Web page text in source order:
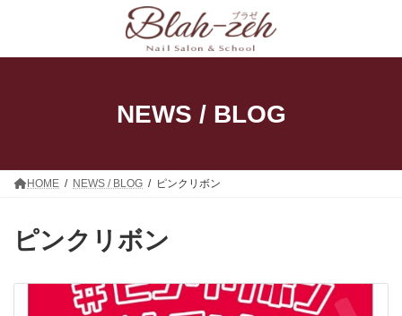
ン
ー
NEWS / BLOG
HOME NEWS / BLOG ピンクリボン
ピンクリボン